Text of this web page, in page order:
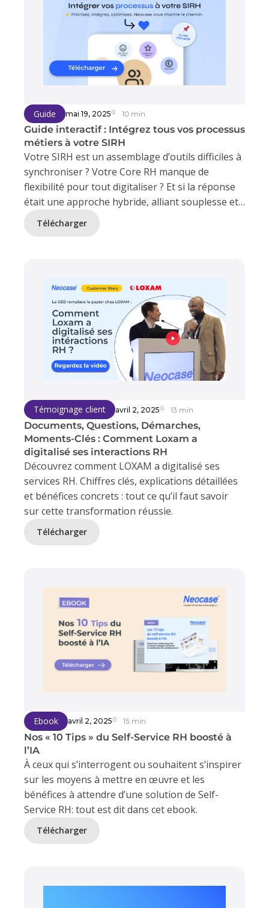
Guide mai 19, 2025 10 min
Guide interactif : Intégrez tous vos processus
métiers à votre SIRH
Votre SIRH est un assemblage d’outils difficiles à
synchroniser ? Votre Core RH manque de
flexibilité pour tout digitaliser ? Et si la réponse
était une approche hybride, alliant souplesse et
cohérence ?
Télécharger
Témoignage client avril 2, 2025 13 min
Documents, Questions, Démarches,
Moments-Clés : Comment Loxam a
digitalisé ses interactions RH
Découvrez comment LOXAM a digitalisé ses
services RH. Chiffres clés, explications détaillées
et bénéfices concrets : tout ce qu’il faut savoir
sur cette transformation réussie.
Télécharger
Ebook avril 2, 2025 15 min
Nos « 10 Tips » du Self-Service RH boosté à
l’IA
À ceux qui s’interrogent ou souhaitent s’inspirer
sur les moyens à mettre en œuvre et les
bénéfices à attendre d’une solution de Self-
Service RH: tout est dit dans cet ebook.
Télécharger